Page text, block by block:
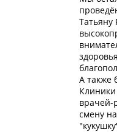
Татьяну
А также
врачей-
смену